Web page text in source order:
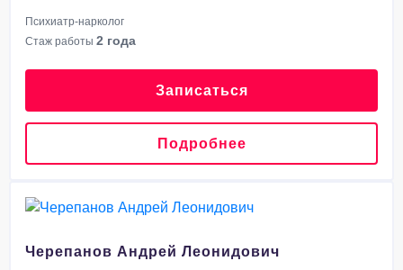
Психиатр-нарколог
Стаж работы 2 года
Записаться
Подробнее
Черепанов Андрей Леонидович